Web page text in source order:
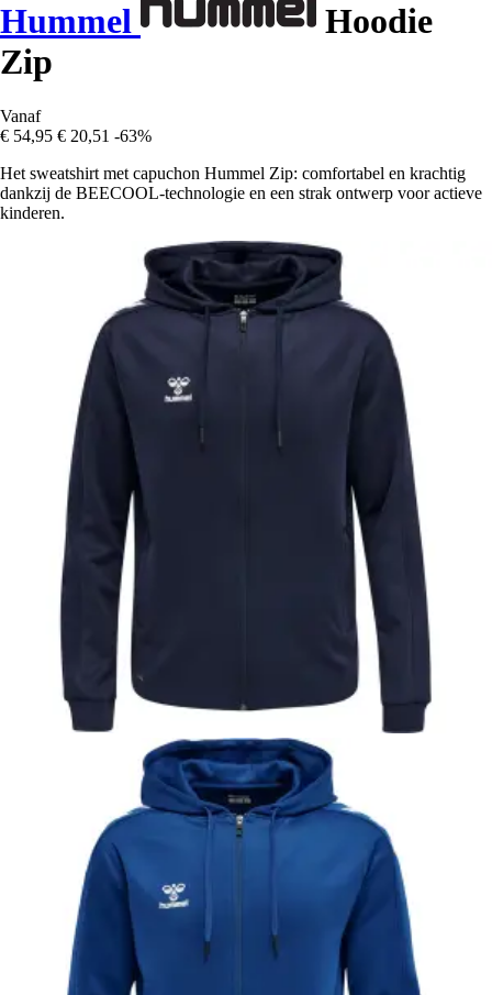
Hummel
Hoodie
Zip
Vanaf
€ 54,95 € 20,51 -63%
Het sweatshirt met capuchon Hummel Zip: comfortabel en krachtig
dankzij de BEECOOL-technologie en een strak ontwerp voor actieve
kinderen.